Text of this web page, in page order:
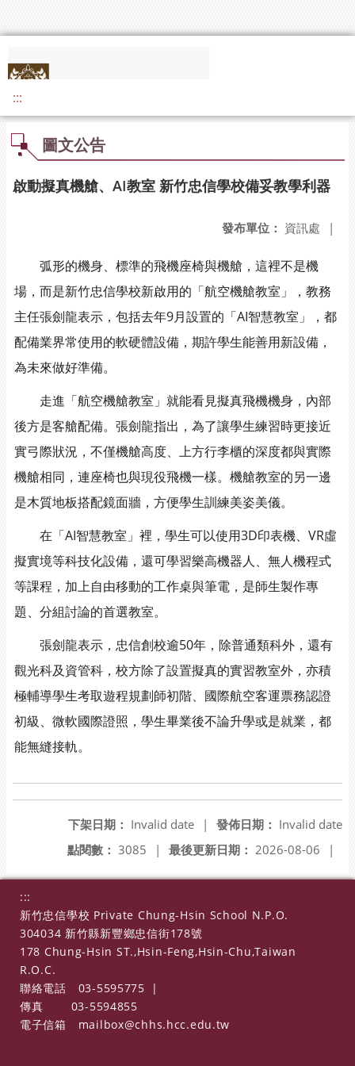
:::
圖文公告
啟動擬真機艙、AI教室 新竹忠信學校備妥教學利器
發布單位： 資訊處 |
弧形的機身、標準的飛機座椅與機艙，這裡不是機
場，而是新竹忠信學校新啟用的「航空機艙教室」，教務
主任張劍龍表示，包括去年9月設置的「AI智慧教室」，都
配備業界常使用的軟硬體設備，期許學生能善用新設備，
為未來做好準備。
走進「航空機艙教室」就能看見擬真飛機機身，內部
後方是客艙配備。張劍龍指出，為了讓學生練習時更接近
實弓際狀況，不僅機艙高度、上方行李櫃的深度都與實際
機艙相同，連座椅也與現役飛機一樣。機艙教室的另一邊
是木質地板搭配鏡面牆，方便學生訓練美姿美儀。
在「AI智慧教室」裡，學生可以使用3D印表機、VR虛
擬實境等科技化設備，還可學習樂高機器人、無人機程式
等課程，加上自由移動的工作桌與筆電，是師生製作專
題、分組討論的首選教室。
張劍龍表示，忠信創校逾50年，除普通類科外，還有
觀光科及資管科，校方除了設置擬真的實習教室外，亦積
極輔導學生考取遊程規劃師初階、國際航空客運票務認證
初級、微軟國際證照，學生畢業後不論升學或是就業，都
能無縫接軌。
發佈日期： Invalid date
下架日期： Invalid date
|
最後更新日期： 2026-08-06 |
點閱數： 3085 |
:::
新竹忠信學校 Private Chung-Hsin School N.P.O.
304034 新竹縣新豐鄉忠信街178號
178 Chung-Hsin ST.,Hsin-Feng,Hsin-Chu,Taiwan
R.O.C.
聯絡電話
03-5595775
|
傳真
03-5594855
電子信箱
mailbox@chhs.hcc.edu.tw